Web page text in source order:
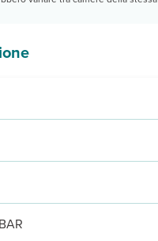
alla spiaggia, a 20 km da
alla spiaggia, a 2 km dalla
superior vista giardino